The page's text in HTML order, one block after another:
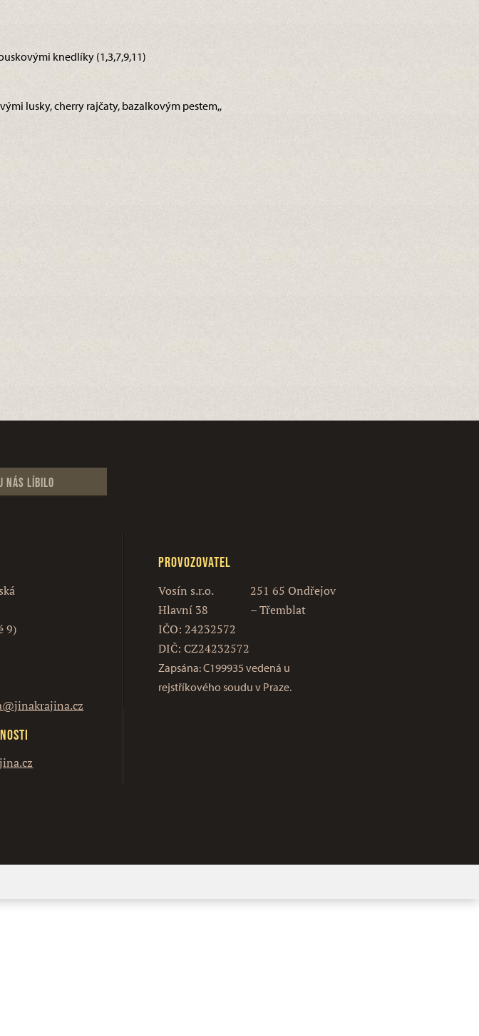
knedlíky (1,3,7,9,11)
lusky, cherry rajčaty, bazalkovým pestem,,
nás líbilo
9)
Provozovatel
Vosín s.r.o.
Hlavní 38
251 65 Ondřejov
– Třemblat
IČO: 24232572
DIČ: CZ24232572
Zapsána: C199935 vedená u
rejstříkového soudu v Praze.